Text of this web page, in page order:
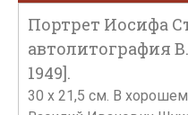
Портрет Иосифа
автолитография
1949].
30 х 21,5 см. В хорошем